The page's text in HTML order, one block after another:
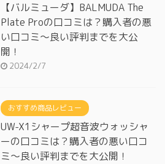
【バルミューダ】BALMUDA The
Plate Proの口コミは？購入者の悪
い口コミ～良い評判までを大公
開！
2024/2/7
おすすめ商品レビュー
UW-X1シャープ超音波ウォッシャ
ーの口コミは？購入者の悪い口コ
ミ～良い評判までを大公開！